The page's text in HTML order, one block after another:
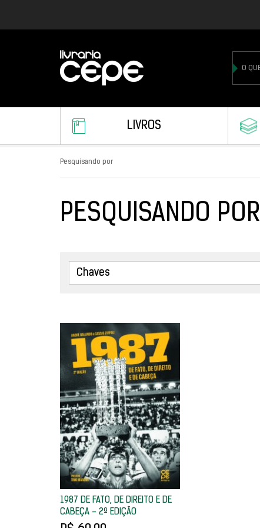
LIVROS
Pesquisando por
PESQUISANDO POR
1987 DE FATO, DE DIREITO E DE
CABEÇA - 2ª EDIÇÃO